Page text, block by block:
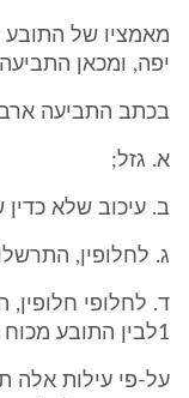
מאמציו של
יפה, ומכאן
בכתב התביעה
א. גזל;
ב. עיכוב שלא
ג. לחלופין,
ד. לחלופי
1לבין התובע מכוח שטר מטען.
על-פי עילות אלה